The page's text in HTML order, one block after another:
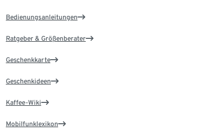
Bedienungsanleitungen
Ratgeber & Größenberater
Geschenkkarte
Geschenkideen
Kaffee-Wiki
Mobilfunklexikon